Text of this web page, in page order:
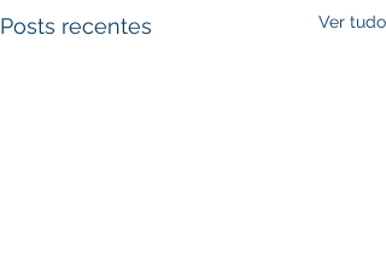
Posts recentes Ver tudo